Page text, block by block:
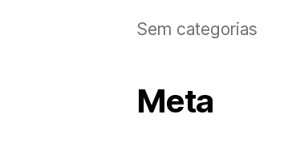
Sem categorias
Meta